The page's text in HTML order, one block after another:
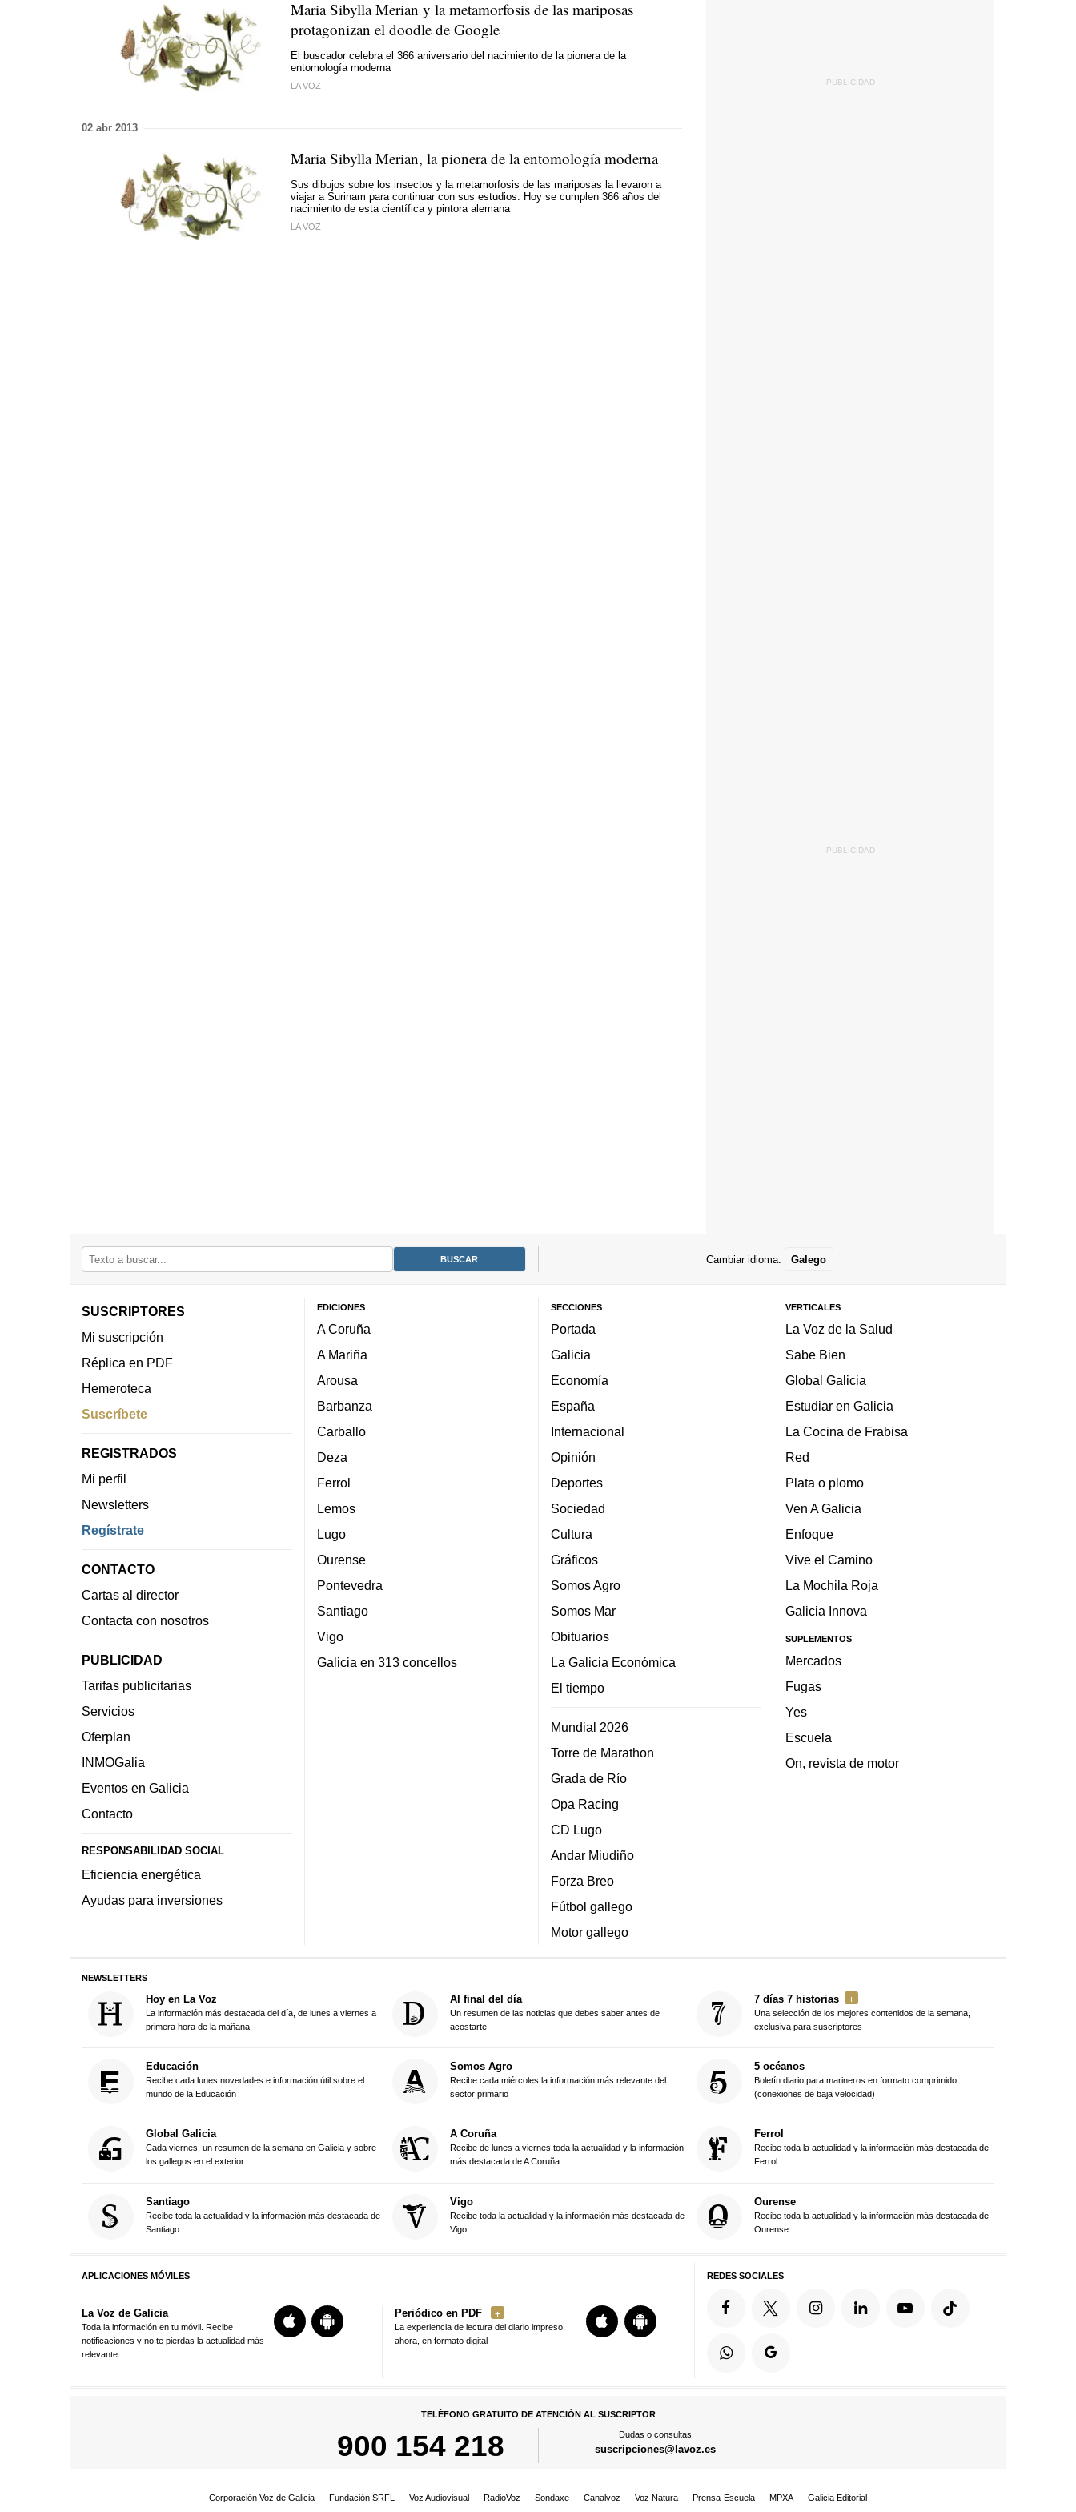
Maria Sibylla Merian y la metamorfosis de las mariposas
protagonizan el doodle de Google
El buscador celebra el 366 aniversario del nacimiento de la pionera de la
entomología moderna
LA VOZ
02 abr 2013
Maria Sibylla Merian, la pionera de la entomología moderna
Sus dibujos sobre los insectos y la metamorfosis de las mariposas la llevaron a
viajar a Surinam para continuar con sus estudios. Hoy se cumplen 366 años del
nacimiento de esta científica y pintora alemana
LA VOZ
Cambiar idioma: Galego
SUSCRIPTORES
Mi suscripción
Réplica en PDF
Hemeroteca
Suscríbete
REGISTRADOS
Mi perfil
Newsletters
Regístrate
CONTACTO
Cartas al director
Contacta con nosotros
PUBLICIDAD
Tarifas publicitarias
Servicios
Oferplan
INMOGalia
Eventos en Galicia
Contacto
RESPONSABILIDAD SOCIAL
Eficiencia energética
Ayudas para inversiones
EDICIONES
A Coruña
A Mariña
Arousa
Barbanza
Carballo
Deza
Ferrol
Lemos
Lugo
Ourense
Pontevedra
Santiago
Vigo
Galicia en 313 concellos
SECCIONES
Portada
Galicia
Economía
España
Internacional
Opinión
Deportes
Sociedad
Cultura
Gráficos
Somos Agro
Somos Mar
Obituarios
La Galicia Económica
El tiempo
Mundial 2026
Torre de Marathon
Grada de Río
Opa Racing
CD Lugo
Andar Miudiño
Forza Breo
Fútbol gallego
Motor gallego
VERTICALES
La Voz de la Salud
Sabe Bien
Global Galicia
Estudiar en Galicia
La Cocina de Frabisa
Red
Plata o plomo
Ven A Galicia
Enfoque
Vive el Camino
La Mochila Roja
Galicia Innova
SUPLEMENTOS
Mercados
Fugas
Yes
Escuela
On, revista de motor
NEWSLETTERS
Hoy en La Voz
La información más destacada del día, de lunes a viernes a
primera hora de la mañana
Al final del día
Un resumen de las noticias que debes saber antes de
acostarte
7 días 7 historias
Una selección de los mejores contenidos de la semana,
exclusiva para suscriptores
Educación
Recibe cada lunes novedades e información útil sobre el
mundo de la Educación
Somos Agro
Recibe cada miércoles la información más relevante del
sector primario
5 océanos
Boletín diario para marineros en formato comprimido
(conexiones de baja velocidad)
Global Galicia
Cada viernes, un resumen de la semana en Galicia y sobre
los gallegos en el exterior
A Coruña
Recibe de lunes a viernes toda la actualidad y la información
más destacada de A Coruña
Ferrol
Recibe toda la actualidad y la información más destacada de
Ferrol
Santiago
Recibe toda la actualidad y la información más destacada de
Santiago
Vigo
Recibe toda la actualidad y la información más destacada de
Vigo
Ourense
Recibe toda la actualidad y la información más destacada de
Ourense
APLICACIONES MÓVILES
La Voz de Galicia
Toda la información en tu móvil. Recibe
notificaciones y no te pierdas la actualidad más
relevante
Periódico en PDF
La experiencia de lectura del diario impreso,
ahora, en formato digital
REDES SOCIALES
TELÉFONO GRATUITO DE ATENCIÓN AL SUSCRIPTOR
900 154 218 Dudas o consultas
suscripciones@lavoz.es
Corporación Voz de Galicia Fundación SRFL Voz Audiovisual RadioVoz Sondaxe Canalvoz Voz Natura Prensa-Escuela MPXA Galicia Editorial